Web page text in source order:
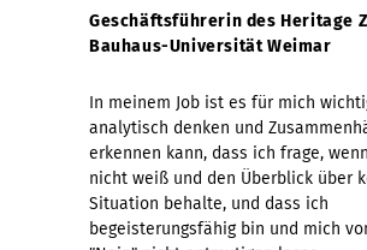
Geschäftsführerin des Heritage
Bauhaus-Universität Weimar
In meinem Job ist es für mich
analytisch denken und
erkennen kann, dass ich frage,
nicht weiß und den Überblick über
Situation behalte, und dass ich
begeisterungsfähig bin und mich